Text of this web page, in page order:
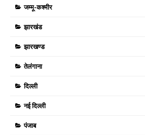
जम्मू-कश्मीर
झारखंड
झारखण्ड
तेलंगाना
दिल्ली
नई दिल्ली
पंजाब